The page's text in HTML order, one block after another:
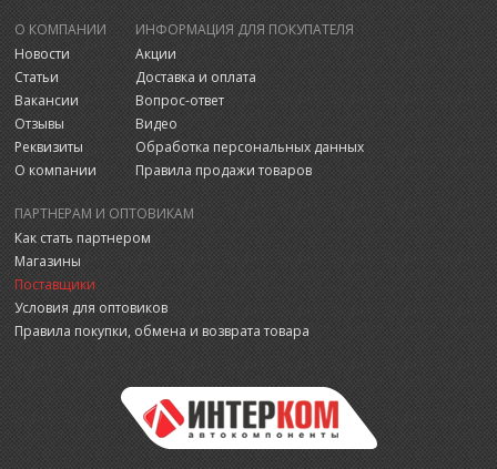
О КОМПАНИИ
Новости
Статьи
Вакансии
Отзывы
Реквизиты
О компании
ИНФОРМАЦИЯ ДЛЯ ПОКУПАТЕЛЯ
Акции
Доставка и оплата
Вопрос-ответ
Видео
Обработка персональных данных
Правила продажи товаров
ПАРТНЕРАМ И ОПТОВИКАМ
Как стать партнером
Магазины
Поставщики
Условия для оптовиков
Правила покупки, обмена и возврата товара